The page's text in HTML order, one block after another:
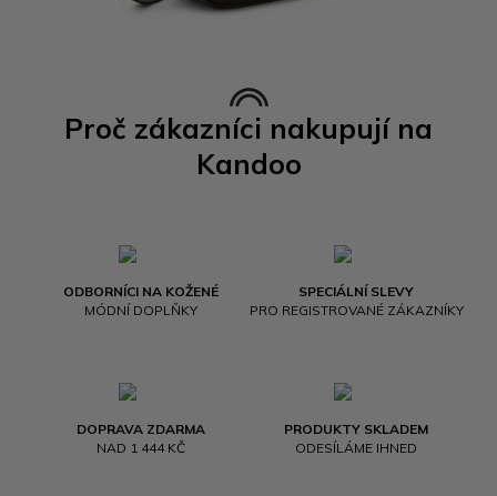
Proč zákazníci nakupují na
Kandoo
ODBORNÍCI NA KOŽENÉ
MÓDNÍ DOPLŇKY
SPECIÁLNÍ SLEVY
PRO REGISTROVANÉ ZÁKAZNÍKY
DOPRAVA ZDARMA
NAD 1 444 KČ
PRODUKTY SKLADEM
ODESÍLÁME IHNED